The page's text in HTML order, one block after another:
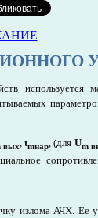
используется
вых,tmнар, (для Um
излома АЧХ. Ее